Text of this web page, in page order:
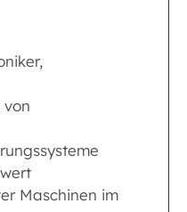
Maschinen im